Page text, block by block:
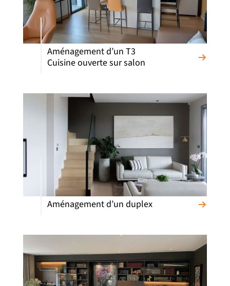
Aménagement d’un T3
Cuisine ouverte sur salon
Aménagement d’un duplex